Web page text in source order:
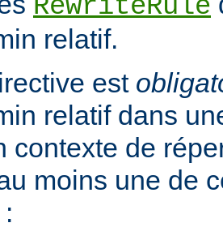
RewriteRule
relatif.
est
relatif dans
contexte de
moins une de